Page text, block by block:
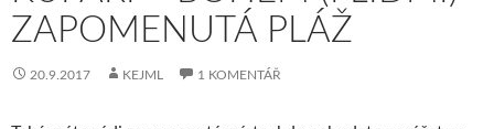
ZAPOMENUTÁ PLÁŽ
20.9.2017 KEJML 1 KOMENTÁŘ